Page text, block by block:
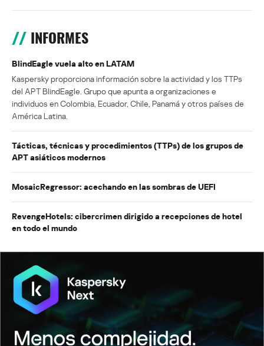
INFORMES
BlindEagle vuela alto en LATAM
Kaspersky proporciona información sobre la actividad y los TTPs
del APT BlindEagle. Grupo que apunta a organizaciones e
individuos en Colombia, Ecuador, Chile, Panamá y otros países de
América Latina.
Tácticas, técnicas y procedimientos (TTPs) de los grupos de
APT asiáticos modernos
MosaicRegressor: acechando en las sombras de UEFI
RevengeHotels: cibercrimen dirigido a recepciones de hotel
en todo el mundo